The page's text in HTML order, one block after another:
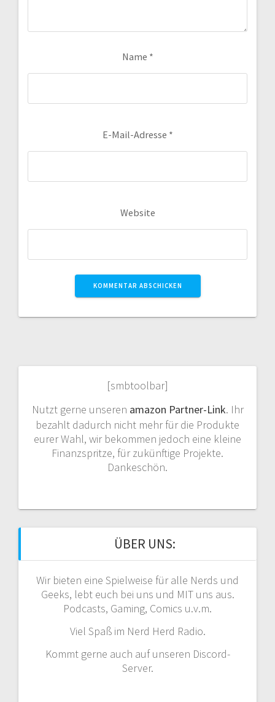
Name *
E-Mail-Adresse *
Website
[smbtoolbar]
Nutzt gerne unseren amazon Partner-Link. Ihr
bezahlt dadurch nicht mehr für die Produkte
eurer Wahl, wir bekommen jedoch eine kleine
Finanzspritze, für zukünftige Projekte.
Dankeschön.
ÜBER UNS:
Wir bieten eine Spielweise für alle Nerds und
Geeks, lebt euch bei uns und MIT uns aus.
Podcasts, Gaming, Comics u.v.m.
Viel Spaß im Nerd Herd Radio.
Kommt gerne auch auf unseren Discord-
Server.